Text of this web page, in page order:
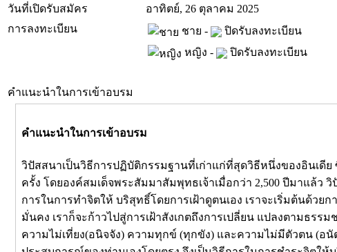
วันที่เปิดรับสมัคร
อาทิตย์, 26 ตุลาคม 2025
การลงทะเบียน
ชาย -
ปิดรับลงทะเบียน
หญิง -
ปิดรับลงทะเบียน
คำแนะนำในการเข้าอบรม
คำแนะนำในการเข้าอบรม
วิปัสสนาเป็นวิธีการปฏิบัติกรรมฐานที่เก่าแก่ที่สุดวิธีหนึ่งของอินเดี
ครั้ง โดยองค์สมเด็จพระสัมมาสัมพุทธเจ้าเมื่อกว่า 2,500 ปีมาแล้ว
การในการทำจิตให้ บริสุทธิ์โดยการเฝ้าดูตนเอง เราจะเริ่มต้นด้ว
มั่นคง เราก็จะก้าวไปสู่การเฝ้าสังเกตถึงการเปลี่ยน แปลงตามธร
ความไม่เที่ยง(อนิจจัง) ความทุกข์ (ทุกขัง) และความไม่มีตัวตน (อ